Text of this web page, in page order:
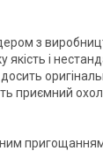
з
і
приємний